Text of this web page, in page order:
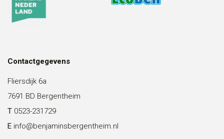
Contactgegevens
Fliersdijk 6a
7691 BD Bergentheim
T 0523-231729
E info@benjaminsbergentheim.nl